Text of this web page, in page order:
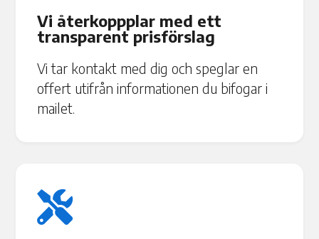
Vi återkoppplar med ett
transparent prisförslag
Vi tar kontakt med dig och speglar en
offert utifrån informationen du bifogar i
mailet.
